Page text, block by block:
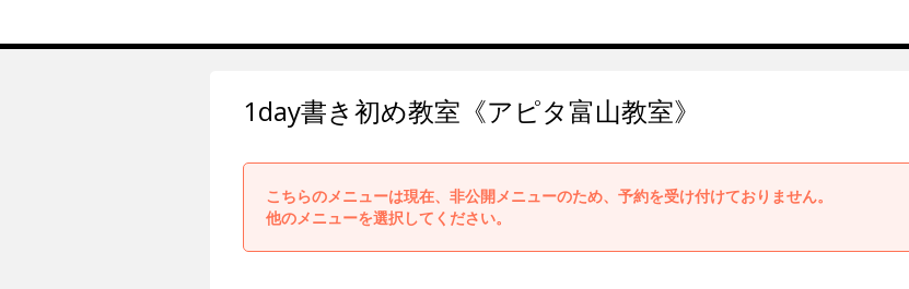
1day書き初め教室《アピタ富山教室》
こちらのメニューは現在、非公開メニューのため、予約を受け付けておりません。
他のメニューを選択してください。